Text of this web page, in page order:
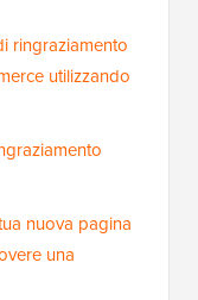
ringraziamento
utilizzando
nuova pagina
una